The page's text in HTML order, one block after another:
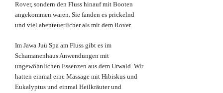
Rover, sondern den Fluss hinauf mit Booten
angekommen waren. Sie fanden es prickelnd
und viel abenteuerlicher als mit dem Rover.
Im Jawa Juü Spa am Fluss gibt es im
Schamanenhaus Anwendungen mit
ungewöhnlichen Essenzen aus dem Urwald. Wir
hatten einmal eine Massage mit Hibiskus und
Eukalyptus und einmal Heilkräuter und